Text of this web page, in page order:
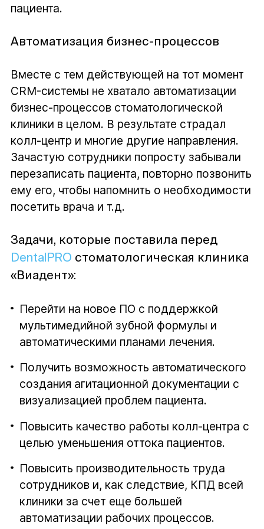
пациента.
Автоматизация бизнес-процессов
Вместе с тем действующей на тот момент
CRM-системы не хватало автоматизации
бизнес-процессов стоматологической
клиники в целом. В результате страдал
колл-центр и многие другие направления.
Зачастую сотрудники попросту забывали
перезаписать пациента, повторно позвонить
ему его, чтобы напомнить о необходимости
посетить врача и т.д.
Задачи, которые поставила перед
DentalPRO стоматологическая клиника
«Виадент»:
Перейти на новое ПО с поддержкой
мультимедийной зубной формулы и
автоматическими планами лечения.
Получить возможность автоматического
создания агитационной документации с
визуализацией проблем пациента.
Повысить качество работы колл-центра с
целью уменьшения оттока пациентов.
Повысить производительность труда
сотрудников и, как следствие, КПД всей
клиники за счет еще большей
автоматизации рабочих процессов.